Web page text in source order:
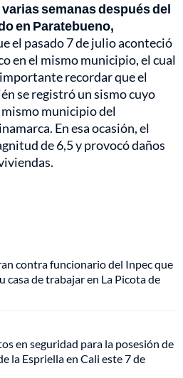
semanas después del
en Paratebueno,
el pasado 7 de julio aconteció
en el mismo municipio, el cual
importante recordar que el
se registró un sismo cuyo
municipio del
En esa ocasión, el
de 6,5 y provocó daños
contra funcionario del Inpec que
casa de trabajar en La Picota de
en seguridad para la posesión de
la Espriella en Cali este 7 de